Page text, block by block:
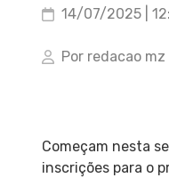
14/07/2025 |
Por redacao mz
Começam nesta
inscrições para o